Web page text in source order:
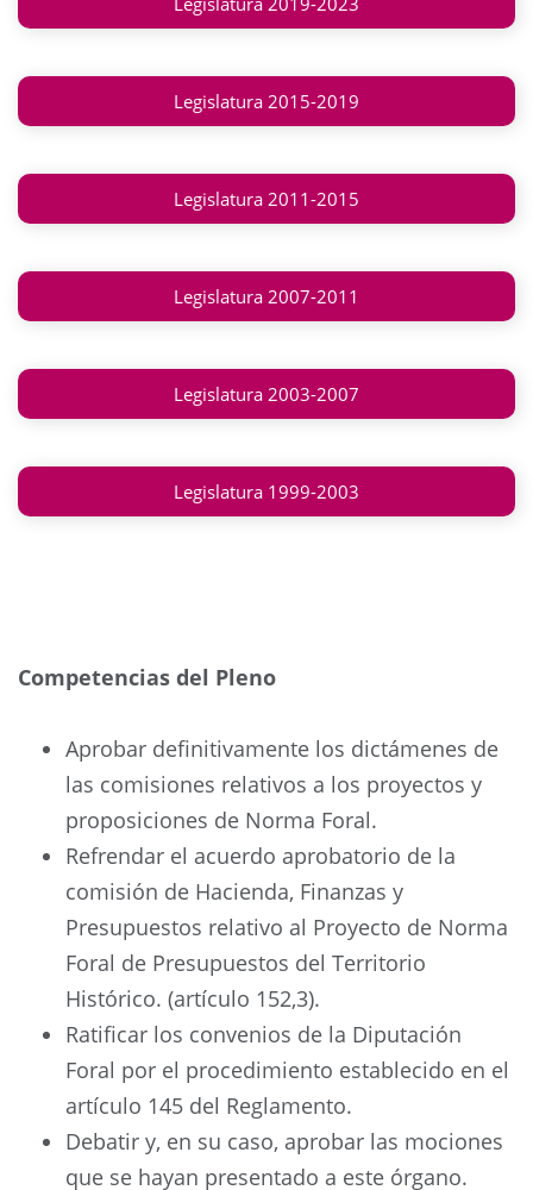
Legislatura 2015-2019
Legislatura 2011-2015
Legislatura 2007-2011
Legislatura 2003-2007
Legislatura 1999-2003
Competencias del Pleno
Aprobar definitivamente los dictámenes de
las comisiones relativos a los proyectos y
proposiciones de Norma Foral.
Refrendar el acuerdo aprobatorio de la
comisión de Hacienda, Finanzas y
Presupuestos relativo al Proyecto de Norma
Foral de Presupuestos del Territorio
Histórico. (artículo 152,3).
Ratificar los convenios de la Diputación
Foral por el procedimiento establecido en el
artículo 145 del Reglamento.
Debatir y, en su caso, aprobar las mociones
que se hayan presentado a este órgano.